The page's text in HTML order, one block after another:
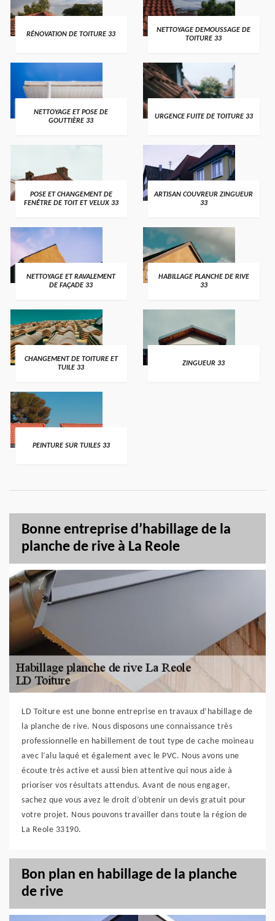
RÉNOVATION DE TOITURE 33
NETTOYAGE DEMOUSSAGE DE
TOITURE 33
NETTOYAGE ET POSE DE
GOUTTIÈRE 33
URGENCE FUITE DE TOITURE 33
POSE ET CHANGEMENT DE
FENÊTRE DE TOIT ET VELUX 33
ARTISAN COUVREUR ZINGUEUR
33
NETTOYAGE ET RAVALEMENT
DE FAÇADE 33
HABILLAGE PLANCHE DE RIVE
33
CHANGEMENT DE TOITURE ET
TUILE 33
ZINGUEUR 33
PEINTURE SUR TUILES 33
Bonne entreprise d’habillage de la
planche de rive à La Reole
LD Toiture est une bonne entreprise en travaux d’habillage de
la planche de rive. Nous disposons une connaissance très
professionnelle en habillement de tout type de cache moineau
avec l’alu laqué et également avec le PVC. Nous avons une
écoute très active et aussi bien attentive qui nous aide à
prioriser vos résultats attendus. Avant de nous engager,
sachez que vous avez le droit d’obtenir un devis gratuit pour
votre projet. Nous pouvons travailler dans toute la région de
La Reole 33190.
Bon plan en habillage de la planche
de rive